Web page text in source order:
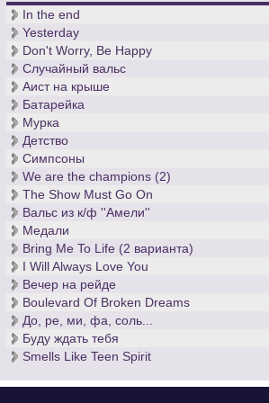
In the end
Yesterday
Don't Worry, Be Happy
Случайный вальс
Аист на крыше
Батарейка
Мурка
Детство
Симпсоны
We are the champions (2)
The Show Must Go On
Вальс из к/ф ''Амели''
Медали
Bring Me To Life (2 варианта)
I Will Always Love You
Вечер на рейде
Boulevard Of Broken Dreams
До, ре, ми, фа, соль...
Буду ждать тебя
Smells Like Teen Spirit